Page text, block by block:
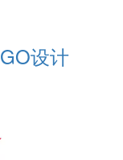
设计